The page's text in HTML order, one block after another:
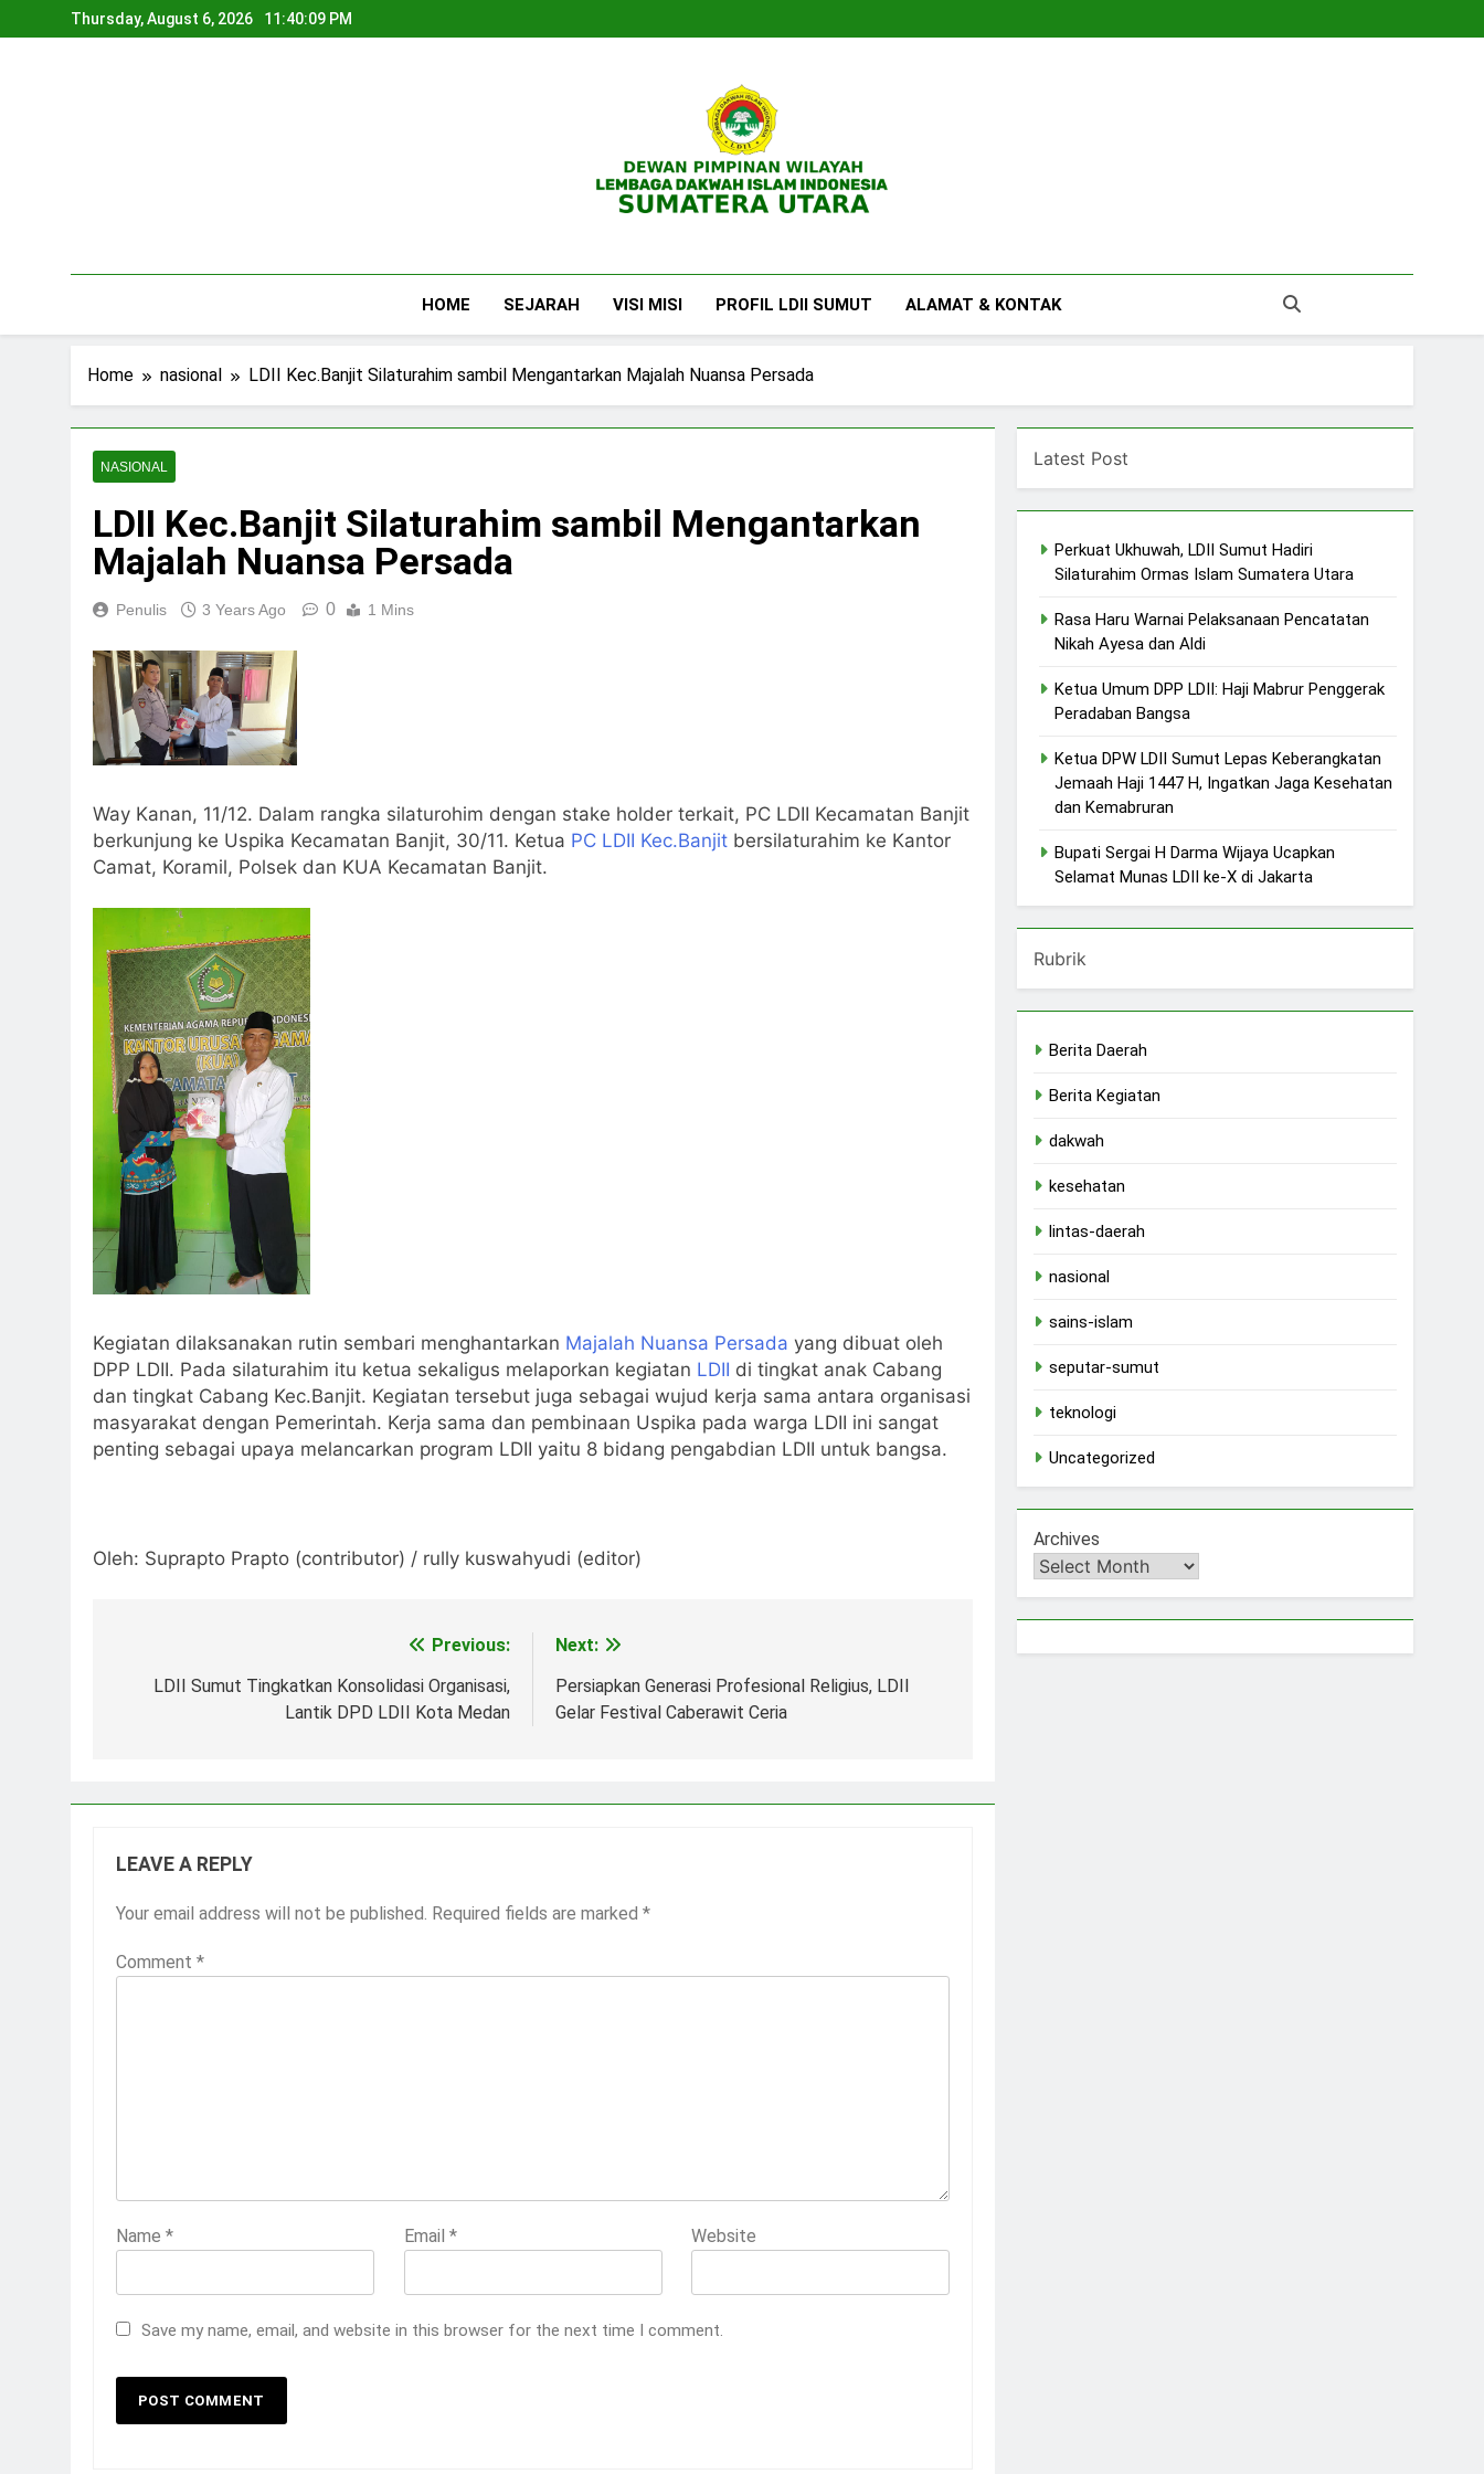
to
Thursday, August 6, 2026 11:40:09 PM
DPW LDII Sumatera Utara
HOME SEJARAH VISI MISI PROFIL LDII SUMUT ALAMAT & KONTAK
Home nasional LDII Kec.Banjit Silaturahim sambil Mengantarkan Majalah Nuansa Persada
NASIONAL
LDII Kec.Banjit Silaturahim sambil Mengantarkan
Majalah Nuansa Persada
Penulis 3 Years Ago 0 1 Mins
Way Kanan, 11/12. Dalam rangka silaturohim dengan stake holder terkait, PC LDII Kecamatan Banjit
berkunjung ke Uspika Kecamatan Banjit, 30/11. Ketua PC LDII Kec.Banjit bersilaturahim ke Kantor
Camat, Koramil, Polsek dan KUA Kecamatan Banjit.
Kegiatan dilaksanakan rutin sembari menghantarkan Majalah Nuansa Persada yang dibuat oleh
DPP LDII. Pada silaturahim itu ketua sekaligus melaporkan kegiatan LDII di tingkat anak Cabang
dan tingkat Cabang Kec.Banjit. Kegiatan tersebut juga sebagai wujud kerja sama antara organisasi
masyarakat dengan Pemerintah. Kerja sama dan pembinaan Uspika pada warga LDII ini sangat
penting sebagai upaya melancarkan program LDII yaitu 8 bidang pengabdian LDII untuk bangsa.
Oleh: Suprapto Prapto (contributor) / rully kuswahyudi (editor)
navigation
Previous:
LDII Sumut Tingkatkan Konsolidasi Organisasi,
Lantik DPD LDII Kota Medan
Next:
Persiapkan Generasi Profesional Religius, LDII
Gelar Festival Caberawit Ceria
LEAVE A REPLY
Your email address will not be published. Required fields are marked *
Comment *
Name * Email * Website
Save my name, email, and website in this browser for the next time I comment.
Latest Post
Perkuat Ukhuwah, LDII Sumut Hadiri
Silaturahim Ormas Islam Sumatera Utara
Rasa Haru Warnai Pelaksanaan Pencatatan
Nikah Ayesa dan Aldi
Ketua Umum DPP LDII: Haji Mabrur Penggerak
Peradaban Bangsa
Ketua DPW LDII Sumut Lepas Keberangkatan
Jemaah Haji 1447 H, Ingatkan Jaga Kesehatan
dan Kemabruran
Bupati Sergai H Darma Wijaya Ucapkan
Selamat Munas LDII ke-X di Jakarta
Rubrik
Berita Daerah
Berita Kegiatan
dakwah
kesehatan
lintas-daerah
nasional
sains-islam
seputar-sumut
teknologi
Uncategorized
Archives